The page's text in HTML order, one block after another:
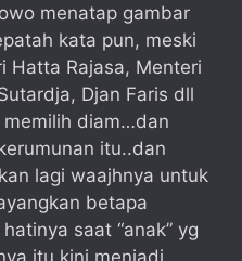
menatap gambar
kata pun, meski
Hatta Rajasa, Menteri
Djan Faris dll
diam…dan
itu..dan
lagi waajhnya untuk
betapa
saat “anak” yg
itu kini menjadi